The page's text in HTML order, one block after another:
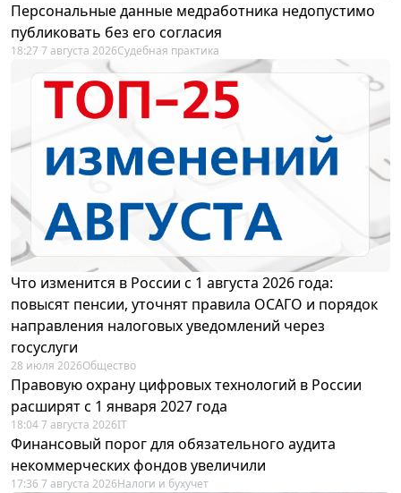
Персональные данные медработника недопустимо
публиковать без его согласия
18:27 7 августа 2026Судебная практика
Что изменится в России с 1 августа 2026 года:
повысят пенсии, уточнят правила ОСАГО и порядок
направления налоговых уведомлений через
госуслуги
28 июля 2026Общество
Правовую охрану цифровых технологий в России
расширят с 1 января 2027 года
18:04 7 августа 2026IT
Финансовый порог для обязательного аудита
некоммерческих фондов увеличили
17:36 7 августа 2026Налоги и бухучет